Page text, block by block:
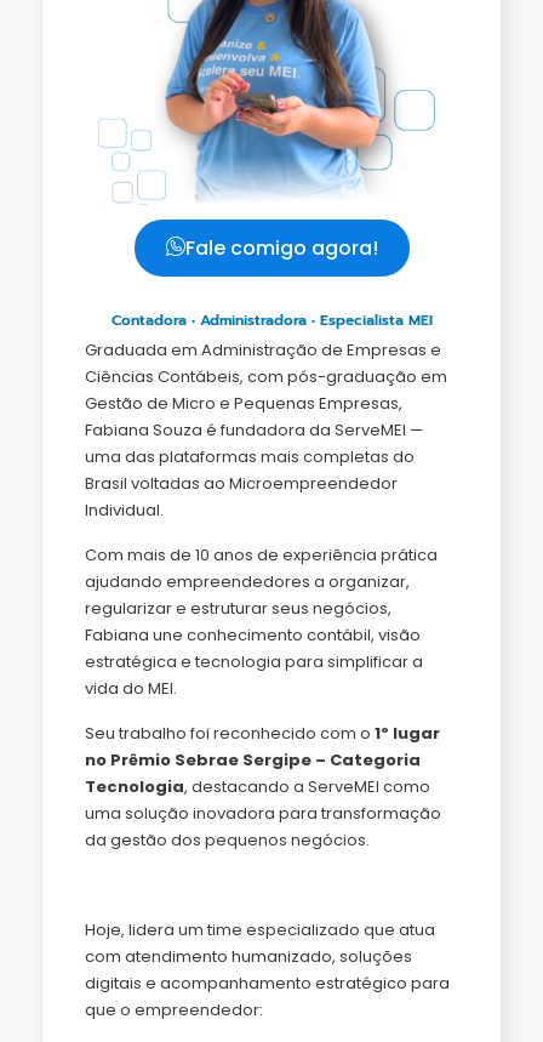
Fale comigo agora!
Contadora • Administradora • Especialista MEI
Graduada em Administração de Empresas e
Ciências Contábeis, com pós-graduação em
Gestão de Micro e Pequenas Empresas,
Fabiana Souza é fundadora da ServeMEI —
uma das plataformas mais completas do
Brasil voltadas ao Microempreendedor
Individual.
Com mais de 10 anos de experiência prática
ajudando empreendedores a organizar,
regularizar e estruturar seus negócios,
Fabiana une conhecimento contábil, visão
estratégica e tecnologia para simplificar a
vida do MEI.
Seu trabalho foi reconhecido com o 1º lugar
no Prêmio Sebrae Sergipe – Categoria
Tecnologia, destacando a ServeMEI como
uma solução inovadora para transformação
da gestão dos pequenos negócios.
Hoje, lidera um time especializado que atua
com atendimento humanizado, soluções
digitais e acompanhamento estratégico para
que o empreendedor: